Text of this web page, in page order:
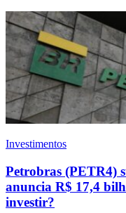
Investimentos
Petrobras (PETR4)
anuncia R$ 17,4
investir?